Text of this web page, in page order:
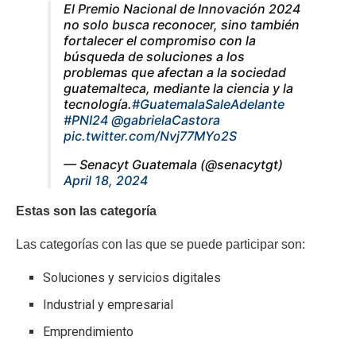
El Premio Nacional de Innovación 2024
no solo busca reconocer, sino también
fortalecer el compromiso con la
búsqueda de soluciones a los
problemas que afectan a la sociedad
guatemalteca, mediante la ciencia y la
tecnología.#GuatemalaSaleAdelante
#PNI24 @gabrielaCastora
pic.twitter.com/Nvj77MYo2S
— Senacyt Guatemala (@senacytgt)
April 18, 2024
Estas son las categoría
Las categorías con las que se puede participar son:
Soluciones y servicios digitales
Industrial y empresarial
Emprendimiento